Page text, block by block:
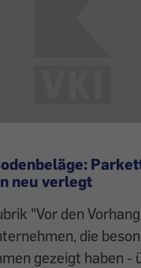
neu verlegt
"Vor den
die
gezeigt haben -